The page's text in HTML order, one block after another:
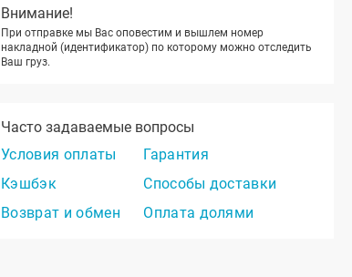
Внимание!
При отправке мы Вас оповестим и вышлем номер
накладной (идентификатор) по которому можно отследить
Ваш груз.
Часто задаваемые вопросы
Условия оплаты
Гарантия
Кэшбэк
Способы доставки
Возврат и обмен
Оплата долями